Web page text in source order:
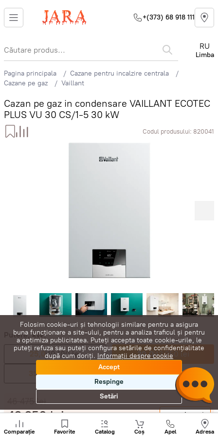
+(373) 68 918 111
RU
Limba
Pagina principala
Cazane pentru incalzire centrala
Cazane pe gaz
Vaillant
Cazan pe gaz in condensare VAILLANT ECOTEC
PLUS VU 30 CS/1-5 30 kW
Codul produsului: 820041
Putere, kW:
25,040 100 lei 30,042 250 lei
35,045 990 lei
lei
42 250lei - +
Cumpără acum
Comparație Favorite Catalog Coș Apel Adresa
Sunați
+
Folosim cookie-uri și tehnologii similare pentru a asigura
buna funcționare a site-ului, pentru a analiza traficul și pentru
a optimiza publicitatea. Puteți accepta toate cookie-urile, le
puteți refuza sau puteți configura setările de confidențialitate
după cum doriți. Informații despre cookie
Accept
Respinge
Setări